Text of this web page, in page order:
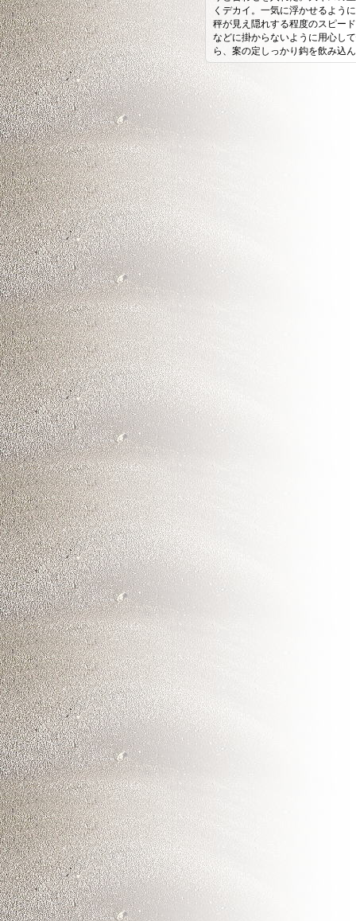
くデカイ。一気に浮かせるよう
秤が見え隠れする程度のスピー
などに掛からないように用心し
ら、案の定しっかり鈎を飲み込